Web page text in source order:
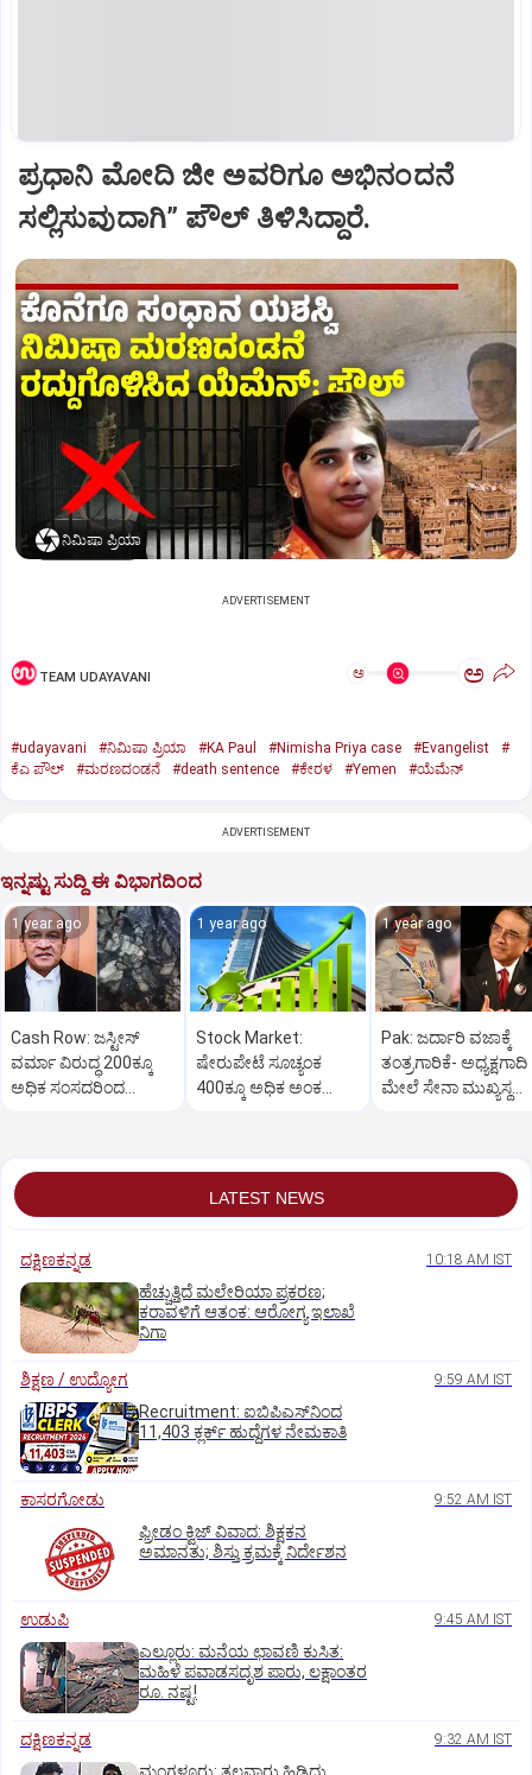
ಪ್ರಧಾನಿ ಮೋದಿ ಜೀ ಅವರಿಗೂ ಅಭಿನಂದನೆ
ಸಲ್ಲಿಸುವುದಾಗಿ” ಪೌಲ್‌ ತಿಳಿಸಿದ್ದಾರೆ.
ನಿಮಿಷಾ ಪ್ರಿಯಾ
ADVERTISEMENT
TEAM UDAYAVANI ಅ ಅ
#udayavani #ನಿಮಿಷಾ ಪ್ರಿಯಾ #KA Paul #Nimisha Priya case #Evangelist
#
ಕೆಎ ಪೌಲ್
#ಮರಣದಂಡನೆ #death sentence #ಕೇರಳ #Yemen #ಯೆಮೆನ್‌
ADVERTISEMENT
ಇನ್ನಷ್ಟು ಸುದ್ದಿ ಈ ವಿಭಾಗದಿಂದ
1 year ago
Cash Row: ಜಸ್ಟೀಸ್‌
ವರ್ಮಾ ವಿರುದ್ಧ 200ಕ್ಕೂ
ಅಧಿಕ ಸಂಸದರಿಂದ
1 year ago
Stock Market:
ಷೇರುಪೇಟೆ ಸೂಚ್ಯಂಕ
400ಕ್ಕೂ ಅಧಿಕ ಅಂಕ
1 year ago
Pak: ಜರ್ದಾರಿ ವಜಾಕ್ಕೆ
ತಂತ್ರಗಾರಿಕೆ- ಅಧ್ಯಕ್ಷಗಾದಿ
ಮೇಲೆ ಸೇನಾ ಮುಖ್ಯಸ್ಥ
LATEST NEWS
ದಕ್ಷಿಣಕನ್ನಡ 10:18 AM IST
ಹೆಚ್ಚುತ್ತಿದೆ ಮಲೇರಿಯಾ ಪ್ರಕರಣ;
ಕರಾವಳಿಗೆ ಆತಂಕ: ಆರೋಗ್ಯ ಇಲಾಖೆ
ನಿಗಾ
ಶಿಕ್ಷಣ / ಉದ್ಯೋಗ 9:59 AM IST
Recruitment: ಐಬಿಪಿಎಸ್‌ನಿಂದ
11,403 ಕ್ಲರ್ಕ್‌ ಹುದ್ದೆಗಳ ನೇಮಕಾತಿ
ಕಾಸರಗೋಡು 9:52 AM IST
ಫ್ರೀಡಂ ಕ್ವಿಜ್‌ ವಿವಾದ: ಶಿಕ್ಷಕನ
ಅಮಾನತು; ಶಿಸ್ತು ಕ್ರಮಕ್ಕೆ ನಿರ್ದೇಶನ
ಉಡುಪಿ 9:45 AM IST
ಎಲ್ಲೂರು: ಮನೆಯ ಛಾವಣಿ ಕುಸಿತ:
ಮಹಿಳೆ ಪವಾಡಸದೃಶ ಪಾರು, ಲಕ್ಷಾಂತರ
ರೂ. ನಷ್ಟ!
ದಕ್ಷಿಣಕನ್ನಡ 9:32 AM IST